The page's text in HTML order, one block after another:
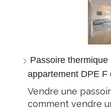
Passoire
appartement DPE F
Vendre une
comment vendre